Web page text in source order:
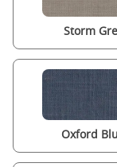
Storm
Oxford